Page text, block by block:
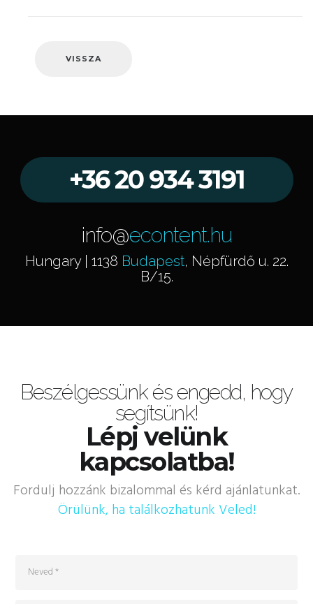
VISSZA
+36 20 934 3191
info@econtent.hu
Hungary | 1138 Budapest, Népfürdő u. 22.
B/15.
Beszélgessünk és engedd, hogy
segítsünk!
Lépj velünk
kapcsolatba!
Fordulj hozzánk bizalommal és kérd ajánlatunkat.
Örülünk, ha találkozhatunk Veled!